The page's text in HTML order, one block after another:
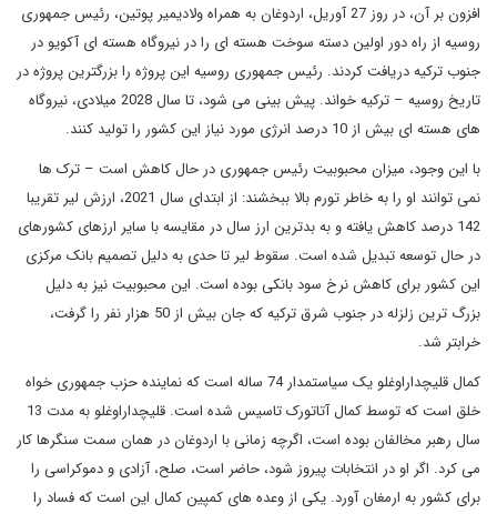
افزون بر آن، در روز 27 آوریل، اردوغان به همراه ولادیمیر پوتین، رئیس جمهوری
روسیه از راه دور اولین دسته سوخت هسته ای را در نیروگاه هسته ای آکویو در
جنوب ترکیه دریافت کردند. رئیس جمهوری روسیه این پروژه را بزرگترین پروژه در
تاریخ روسیه – ترکیه خواند. پیش بینی می شود، تا سال 2028 میلادی، نیروگاه
های هسته ای بیش از 10 درصد انرژی مورد نیاز این کشور را تولید کنند.
با این وجود، میزان محبوبیت رئیس جمهوری در حال کاهش است – ترک ها
نمی توانند او را به خاطر تورم بالا ببخشند: از ابتدای سال 2021، ارزش لیر تقریبا
142 درصد کاهش یافته و به بدترین ارز سال در مقایسه با سایر ارزهای کشورهای
در حال توسعه تبدیل شده است. سقوط لیر تا حدی به دلیل تصمیم بانک مرکزی
این کشور برای کاهش نرخ سود بانکی بوده است. این محبوبیت نیز به دلیل
بزرگ ترین زلزله در جنوب شرق ترکیه که جان بیش از 50 هزار نفر را گرفت،
خرابتر شد.
کمال قلیچداراوغلو یک سیاستمدار 74 ساله است که نماینده حزب جمهوری خواه
خلق است که توسط کمال آتاتورک تاسیس شده است. قلیچداراوغلو به مدت 13
سال رهبر مخالفان بوده است، اگرچه زمانی با اردوغان در همان سمت سنگرها کار
می کرد. اگر او در انتخابات پیروز شود، حاضر است، صلح، آزادی و دموکراسی را
برای کشور به ارمغان آورد. یکی از وعده های کمپین کمال این است که فساد را